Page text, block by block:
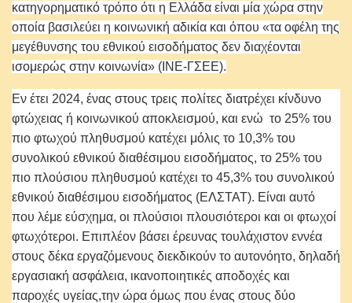
κατηγορηματικό τρόπο ότι η Ελλάδα είναι μία χώρα στην
οποία βασιλεύει η κοινωνική αδικία και όπου «τα οφέλη της
μεγέθυνσης του εθνικού εισοδήματος δεν διαχέονται
ισομερώς στην κοινωνία» (ΙΝΕ-ΓΣΕΕ).
Εν έτει 2024, ένας στους τρεις πολίτες διατρέχει κίνδυνο
φτώχειας ή κοινωνικού αποκλεισμού, και ενώ το 25% του
πιο φτωχού πληθυσμού κατέχει μόλις το 10,3% του
συνολικού εθνικού διαθέσιμου εισοδήματος, το 25% του
πιο πλούσιου πληθυσμού κατέχει το 45,3% του συνολικού
εθνικού διαθέσιμου εισοδήματος (ΕΛΣΤΑΤ). Είναι αυτό
που λέμε εύσχημα, οι πλούσιοι πλουσιότεροι και οι φτωχοί
φτωχότεροι. Επιπλέον βάσει έρευνας τουλάχιστον εννέα
στους δέκα εργαζόμενους διεκδικούν το αυτονόητο, δηλαδή
εργασιακή ασφάλεια, ικανοποιητικές αποδοχές και
παροχές υγείας,την ώρα όμως που ένας στους δύο